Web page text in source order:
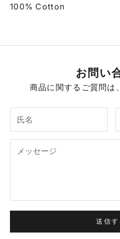
100% Cotton
お問い
商品に関するご質問は
送信す